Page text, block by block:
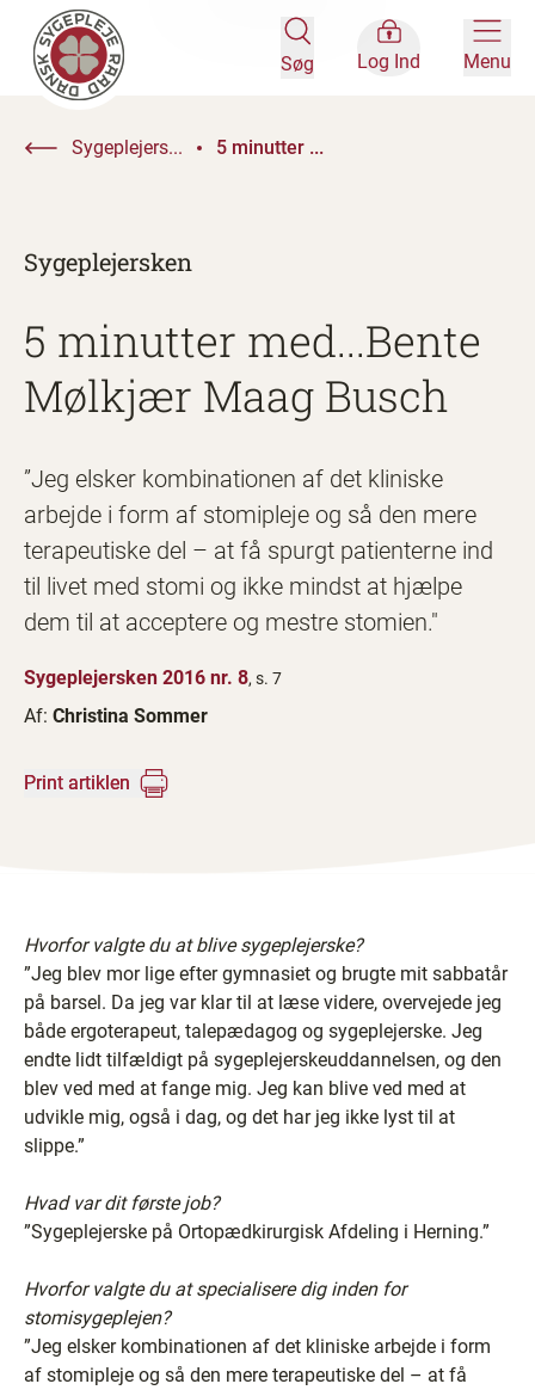
Søg Log Ind Menu
Sygeplejers... 5 minutter ...
Sygeplejersken
5 minutter med...Bente
Mølkjær Maag Busch
”Jeg elsker kombinationen af det kliniske
arbejde i form af stomipleje og så den mere
terapeutiske del – at få spurgt patienterne ind
til livet med stomi og ikke mindst at hjælpe
dem til at acceptere og mestre stomien."
Sygeplejersken 2016 nr. 8, s. 7
Af: Christina Sommer
Print artiklen
Hvorfor valgte du at blive sygeplejerske?
”Jeg blev mor lige efter gymnasiet og brugte mit sabbatår
på barsel. Da jeg var klar til at læse videre, overvejede jeg
både ergoterapeut, talepædagog og sygeplejerske. Jeg
endte lidt tilfældigt på sygeplejerskeuddannelsen, og den
blev ved med at fange mig. Jeg kan blive ved med at
udvikle mig, også i dag, og det har jeg ikke lyst til at
slippe.”
Hvad var dit første job?
”Sygeplejerske på Ortopædkirurgisk Afdeling i Herning.”
Hvorfor valgte du at specialisere dig inden for
stomisygeplejen?
”Jeg elsker kombinationen af det kliniske arbejde i form
af stomipleje og så den mere terapeutiske del – at få